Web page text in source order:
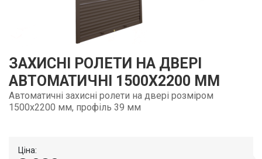
ЗАХИСНІ РОЛЕТИ НА ДВЕРІ
АВТОМАТИЧНІ 1500Х2200 ММ
Автоматичні захисні ролети на двері розміром
1500х2200 мм, профіль 39 мм
Ціна: